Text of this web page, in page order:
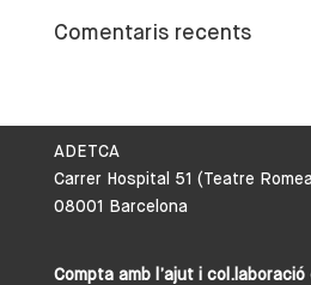
Comentaris recents
ADETCA
Carrer Hospital 51 (Teatre
08001 Barcelona
Compta amb l’ajut i col.laboració